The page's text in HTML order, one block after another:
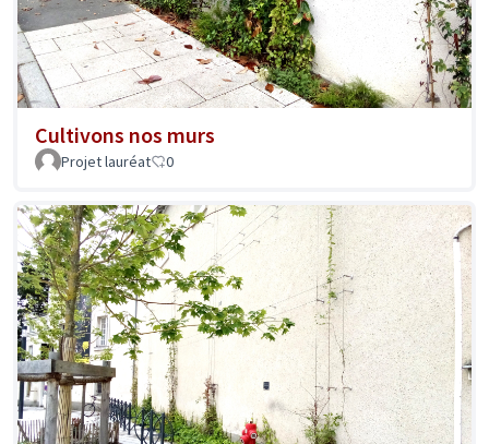
Cultivons nos murs
Projet lauréat 0